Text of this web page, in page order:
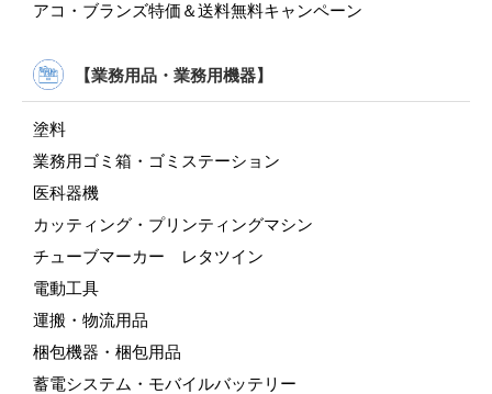
アコ・ブランズ特価＆送料無料キャンペーン
【業務用品・業務用機器】
塗料
業務用ゴミ箱・ゴミステーション
医科器機
カッティング・プリンティングマシン
チューブマーカー レタツイン
電動工具
運搬・物流用品
梱包機器・梱包用品
蓄電システム・モバイルバッテリー